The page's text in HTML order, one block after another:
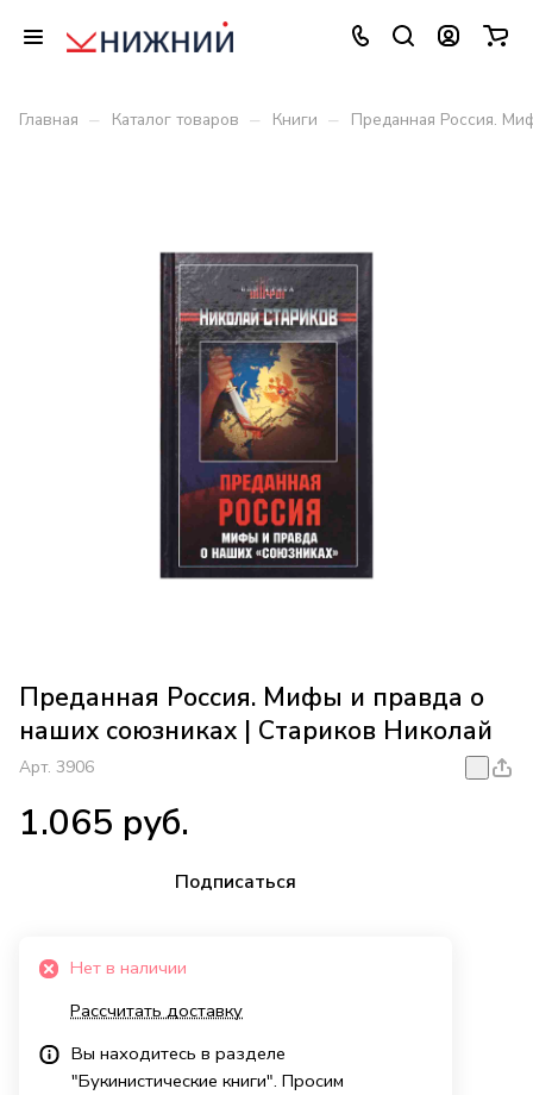
Главная – Каталог товаров – Книги – Преданная Россия.
Преданная Россия. Мифы и правда о
наших союзниках | Стариков Николай
Арт. 3906
1.065 руб.
Подписаться
Нет в наличии
Рассчитать доставку
Вы находитесь в разделе
"Букинистические книги". Просим